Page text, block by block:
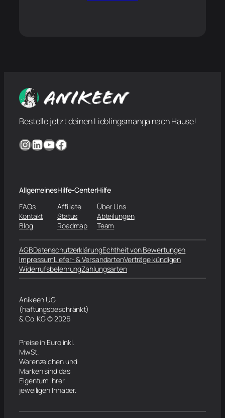
Bestelle jetzt deinen Lieblingsmanga nach Hause!
InstagramLinkedIn YouTube Facebook
Allgemeines
FAQs
Kontakt
Blog
Hilfe-Center
Affiliate
Status
Roadmap
Hilfe
Über Uns
Abteilungen
Team
AGBDatenschutzerklärungEchtheit von Bewertungen
ImpressumLiefer- & VersandartenVerträge kündigen
WiderrufsbelehrungZahlungsarten
Anikeen UG
(haftungsbeschränkt)
& Co. KG © 2026
Preise in Euro inkl.
MwSt.
Warenzeichen und
Marken sind das
Eigentum ihrer
jeweiligen Inhaber.